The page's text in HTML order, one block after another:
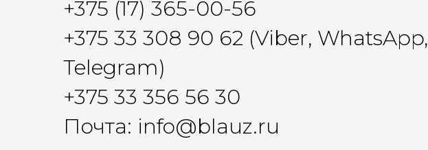
+375 (17) 365-00-56
+375 33 308 90 62 (Viber, WhatsApp,
Telegram)
+375 33 356 56 30
Почта: info@blauz.ru